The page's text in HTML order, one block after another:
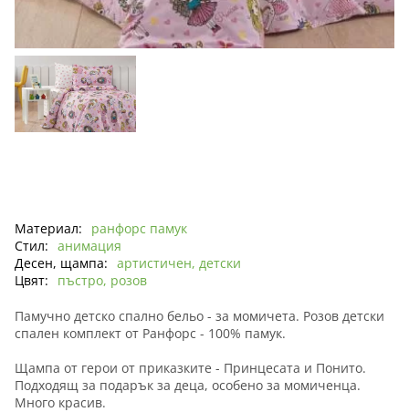
Материал:
ранфорс памук
Стил: анимация
Десен, щампа: артистичен, детски
Цвят:
пъстро, розов
Памучно детско спално бельо - за момичета. Розов детски
спален комплект от Ранфорс - 100% памук.
Щампа от герои от приказките - Принцесата и Понито.
Подходящ за подарък за деца, особено за момиченца.
Много красив.